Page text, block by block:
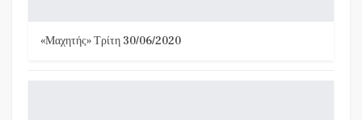
«Μαχητής» Τρίτη 30/06/2020